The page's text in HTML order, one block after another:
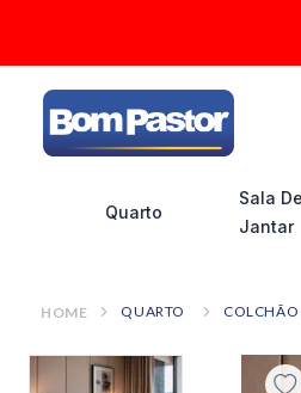
Quarto
Sala De
Jantar
QUARTO COLCHÃO